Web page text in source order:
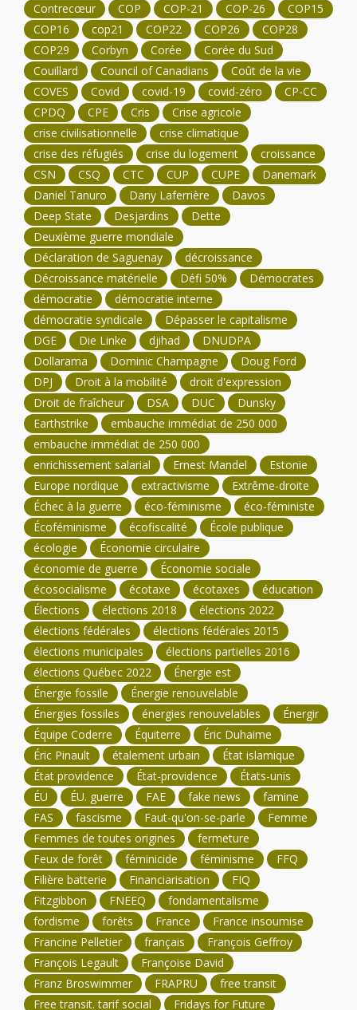
Contrecœur
COP COP-21 COP-26
COP15
COP16
cop21 COP22 COP26
COP28
COP29
Corbyn Corée
Corée du Sud
Couillard
Council of Canadians
Coût de la vie
COVES
Covid covid-19 covid-zéro
CP-CC
CPDQ
CPE Cris
Crise agricole
crise civilisationnelle
crise climatique
crise des réfugiés
crise du logement
croissance
CSN
CSQ CTC CUP CUPE
Danemark
Daniel Tanuro
Dany Laferrière
Davos
Deep State
Desjardins
Dette
Deuxième guerre mondiale
Déclaration de Saguenay
décroissance
Décroissance matérielle
Défi 50%
Démocrates
démocratie
démocratie interne
démocratie syndicale
Dépasser le capitalisme
DGE
Die Linke djihad
DNUDPA
Dollarama
Dominic Champagne
Doug Ford
DPJ
Droit à la mobilité
droit d'expression
Droit de fraîcheur
DSA DUC
Dunsky
Earthstrike
embauche immédiat de 250 000
embauche immédiat de 250 000
enrichissement salarial
Ernest Mandel
Estonie
Europe nordique
extractivisme
Extrême-droite
Échec à la guerre
éco-féminisme
éco-féministe
Écoféminisme
écofiscalité
École publique
écologie
Économie circulaire
économie de guerre
Économie sociale
écosocialisme
écotaxe écotaxes
éducation
Élections
élections 2018
élections 2022
élections fédérales
élections fédérales 2015
élections municipales
élections partielles 2016
élections Québec 2022
Énergie est
Énergie fossile
Énergie renouvelable
Énergies fossiles
énergies renouvelables
Énergir
Équipe Coderre
Équiterre
Éric Duhaime
Éric Pinault
étalement urbain
État islamique
État providence
État-providence
États-unis
ÉU
ÉU. guerre FAE fake news
famine
FAS
fascisme Faut-qu'on-se-parle
Femme
Femmes de toutes origines
fermeture
Feux de forêt
féminicide féminisme
FFQ
Filière batterie
Financiarisation
FIQ
Fitzgibbon
FNEEQ
fondamentalisme
fordisme
forêts France
France insoumise
Francine Pelletier
français
François Geffroy
François Legault
Françoise David
Franz Broswimmer
FRAPRU
free transit
Free transit. tarif social
Fridays for Future